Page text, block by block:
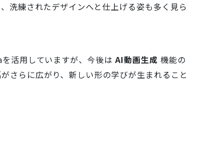
洗練されたデザインへと仕上げる姿も多く見ら
活用していますが、今後はAI動画生成 機能の
さらに広がり、新しい形の学びが生まれること